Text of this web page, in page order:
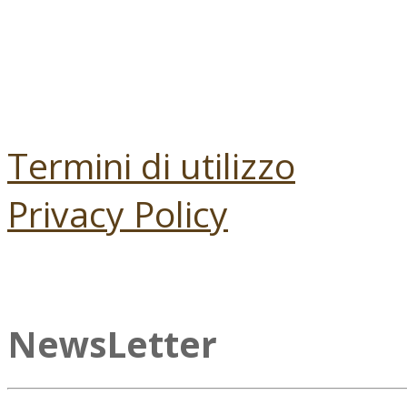
Termini di utilizzo
Privacy Policy
NewsLetter